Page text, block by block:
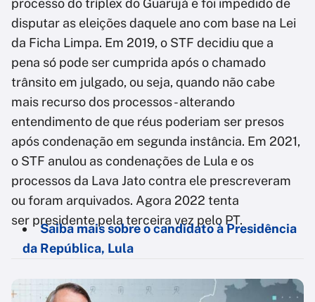
processo do tríplex do Guarujá e foi impedido de
disputar as eleições daquele ano com base na Lei
da Ficha Limpa. Em 2019, o STF decidiu que a
pena só pode ser cumprida após o chamado
trânsito em julgado, ou seja, quando não cabe
mais recurso dos processos - alterando
entendimento de que réus poderiam ser presos
após condenação em segunda instância. Em 2021,
o STF anulou as condenações de Lula e os
processos da Lava Jato contra ele prescreveram
ou foram arquivados. Agora 2022 tenta
ser presidente pela terceira vez pelo PT.
Saiba mais sobre o candidato à Presidência
da República, Lula